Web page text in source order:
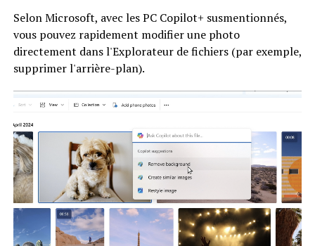
Selon Microsoft, avec les PC Copilot+ susmentionnés,
vous pouvez rapidement modifier une photo
directement dans l'Explorateur de fichiers (par exemple,
supprimer l'arrière-plan).